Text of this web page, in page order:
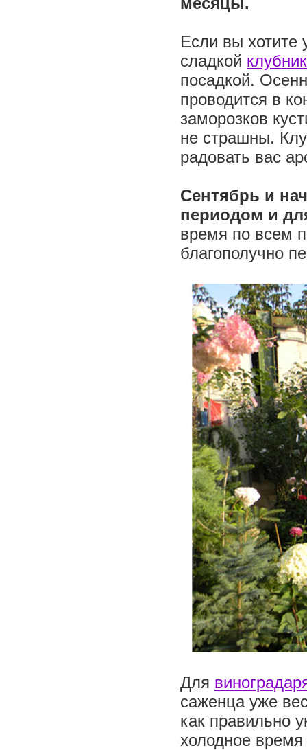
Если вы хотите
сладкой
посадкой.
проводится в
заморозков
не страшны.
радовать вас
Сентябрь и
периодом и
время по всем
благополучно
Для
саженца уже
как правильно
холодное время